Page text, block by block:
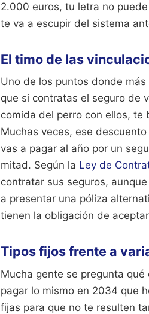
2.000 euros, tu letra no
te va a escupir del sistema
El timo de las
Uno de los puntos donde
que si contratas el seguro de
comida del perro con ellos, te
Muchas veces, ese
vas a pagar al año por un
mitad. Según la Ley de
contratar sus seguros,
a presentar una póliza
tienen la obligación de
Tipos fijos frente a
Mucha gente se pregunta
pagar lo mismo en 2034 que
fijas para que no te resulten